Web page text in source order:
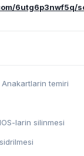
6utg6p3nwf5q/
temiri
larin silinmesi